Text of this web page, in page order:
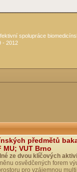
spolupráce
- 2012
předmětů
VUT Brno
ze dvou klíčových
osvědčených forem
pro vzájemnou